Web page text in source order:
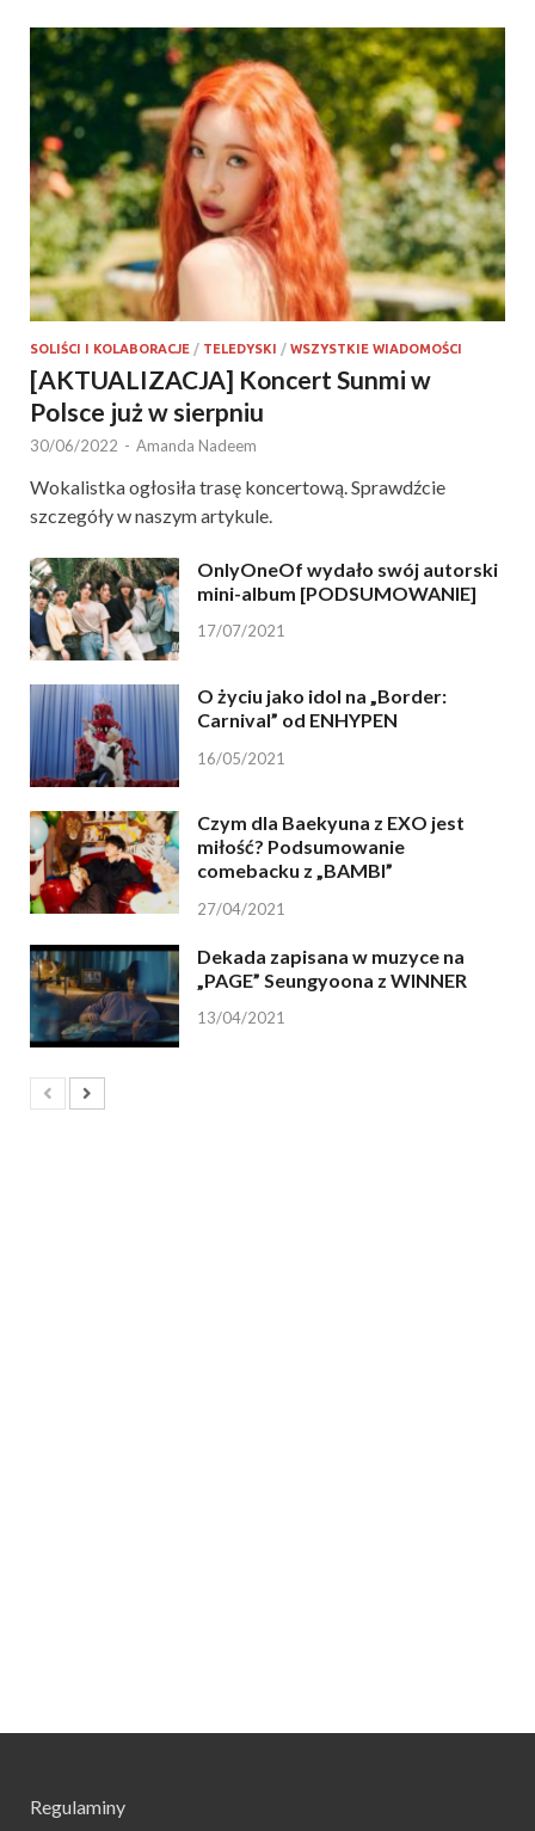
SOLIŚCI I KOLABORACJE / TELEDYSKI / WSZYSTKIE WIADOMOŚCI
[AKTUALIZACJA] Koncert Sunmi w
Polsce już w sierpniu
30/06/2022 - Amanda Nadeem
Wokalistka ogłosiła trasę koncertową. Sprawdźcie
szczegóły w naszym artykule.
OnlyOneOf wydało swój autorski
mini-album [PODSUMOWANIE]
17/07/2021
O życiu jako idol na „Border:
Carnival” od ENHYPEN
16/05/2021
Czym dla Baekyuna z EXO jest
miłość? Podsumowanie
comebacku z „BAMBI”
27/04/2021
Dekada zapisana w muzyce na
„PAGE” Seungyoona z WINNER
13/04/2021
Regulaminy